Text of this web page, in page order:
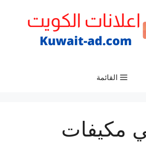
القائمة
مكيفات